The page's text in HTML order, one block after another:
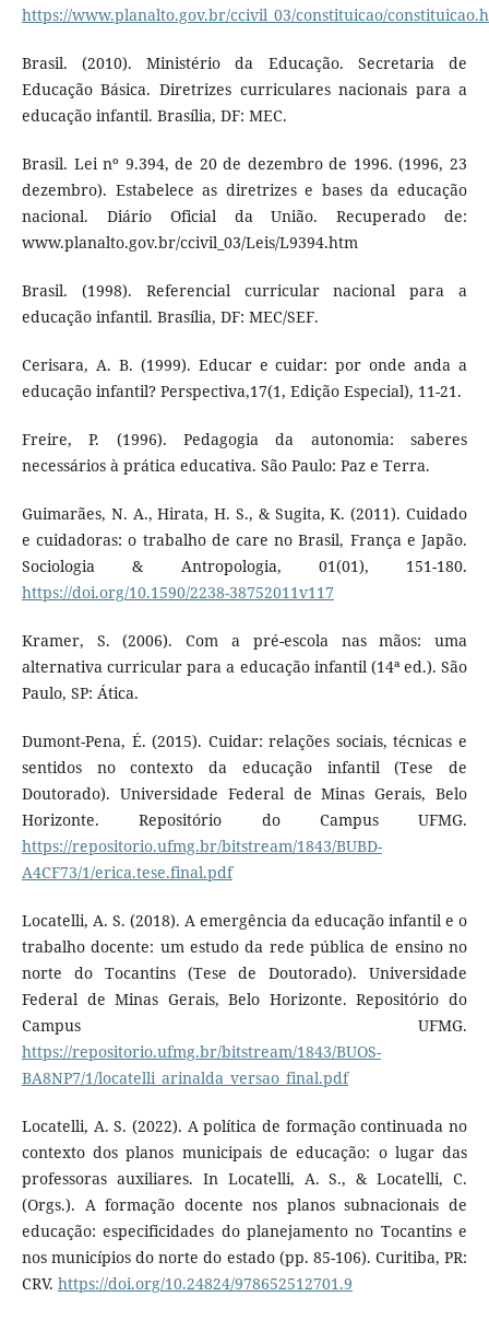
https://www.planalto.gov.br/ccivil_03/constituicao/
Brasil. (2010). Ministério da Educação. Secretaria de
Educação Básica. Diretrizes curriculares nacionais para a
educação infantil. Brasília, DF: MEC.
Brasil. Lei nº 9.394, de 20 de dezembro de 1996. (1996, 23
dezembro). Estabelece as diretrizes e bases da educação
nacional. Diário Oficial da União. Recuperado de:
www.planalto.gov.br/ccivil_03/Leis/L9394.htm
Brasil. (1998). Referencial curricular nacional para a
educação infantil. Brasília, DF: MEC/SEF.
Cerisara, A. B. (1999). Educar e cuidar: por onde anda a
educação infantil? Perspectiva,17(1, Edição Especial), 11-21.
Freire, P. (1996). Pedagogia da autonomia: saberes
necessários à prática educativa. São Paulo: Paz e Terra.
Guimarães, N. A., Hirata, H. S., & Sugita, K. (2011). Cuidado
e cuidadoras: o trabalho de care no Brasil, França e Japão.
Sociologia & Antropologia, 01(01), 151-180.
https://doi.org/10.1590/2238-38752011v117
Kramer, S. (2006). Com a pré-escola nas mãos: uma
alternativa curricular para a educação infantil (14ª ed.). São
Paulo, SP: Ática.
Dumont-Pena, É. (2015). Cuidar: relações sociais, técnicas e
sentidos no contexto da educação infantil (Tese de
Doutorado). Universidade Federal de Minas Gerais, Belo
Horizonte. Repositório do Campus UFMG.
https://repositorio.ufmg.br/bitstream/1843/BUBD-
A4CF73/1/erica.tese.final.pdf
Locatelli, A. S. (2018). A emergência da educação infantil e o
trabalho docente: um estudo da rede pública de ensino no
norte do Tocantins (Tese de Doutorado). Universidade
Federal de Minas Gerais, Belo Horizonte. Repositório do
Campus UFMG.
https://repositorio.ufmg.br/bitstream/1843/BUOS-
BA8NP7/1/locatelli_arinalda_versao_final.pdf
Locatelli, A. S. (2022). A política de formação continuada no
contexto dos planos municipais de educação: o lugar das
professoras auxiliares. In Locatelli, A. S., & Locatelli, C.
(Orgs.). A formação docente nos planos subnacionais de
educação: especificidades do planejamento no Tocantins e
nos municípios do norte do estado (pp. 85-106). Curitiba, PR:
CRV. https://doi.org/10.24824/978652512701.9